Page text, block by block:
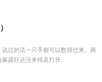
过的话一只手都可以数得过来。两
露狂还没来得及打开...